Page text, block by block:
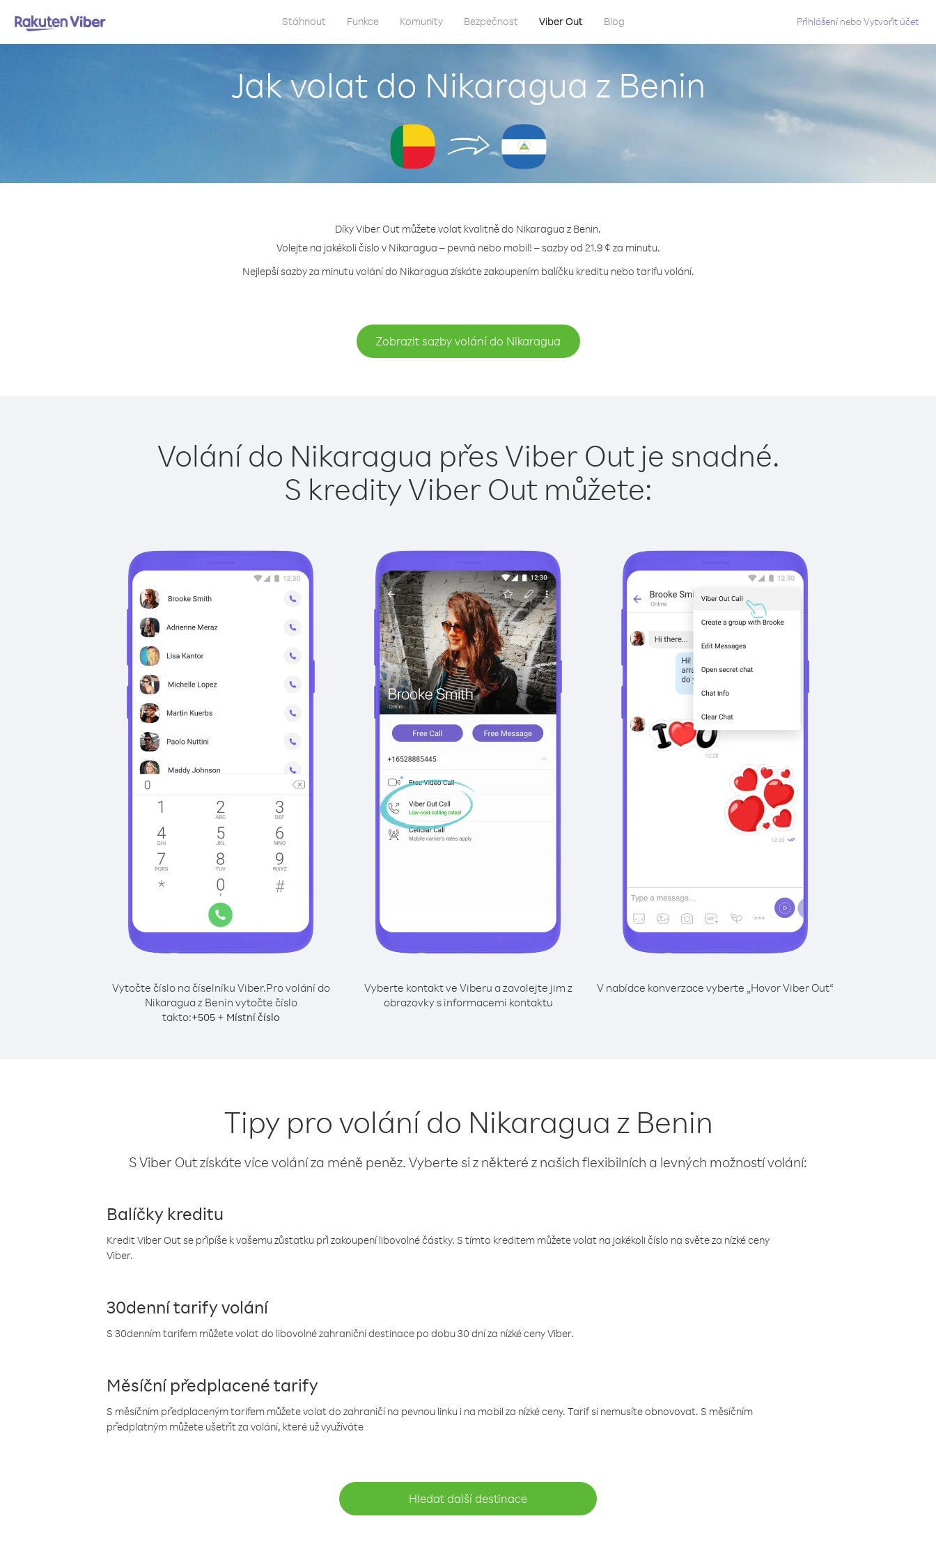
Stáhnout Funkce Komunity Bezpečnost Viber Out Blog Přihlášení neboVytvořit účet
Jak volat do Nikaragua z Benin
Díky Viber Out můžete volat kvalitně do Nikaragua z Benin.
Volejte na jakékoli číslo v Nikaragua – pevná nebo mobil! – sazby od 21.9 ¢ za minutu.
Nejlepší sazby za minutu volání do Nikaragua získáte zakoupením balíčku kreditu nebo tarifu volání.
Zobrazit sazby volání do Nikaragua
Volání do Nikaragua přes Viber Out je snadné.
S kredity Viber Out můžete:
Vytočte číslo na číselníku Viber.Pro volání do
Nikaragua z Benin vytočte číslo
takto:+505+ Místní číslo
Vyberte kontakt ve Viberu a zavolejte jim z
obrazovky s informacemi kontaktu
V nabídce konverzace vyberte „Hovor Viber Out“
Tipy pro volání do Nikaragua z Benin
S Viber Out získáte více volání za méně peněz. Vyberte si z některé z našich flexibilních a levných možností volání:
Balíčky kreditu
Kredit Viber Out se připíše k vašemu zůstatku při zakoupení libovolné částky. S tímto kreditem můžete volat na jakékoli číslo na světe za nízké ceny
Viber.
30denní tarify volání
S 30denním tarifem můžete volat do libovolné zahraniční destinace po dobu 30 dní za nízké ceny Viber.
Měsíční předplacené tarify
S měsíčním předplaceným tarifem můžete volat do zahraničí na pevnou linku i na mobil za nízké ceny. Tarif si nemusíte obnovovat. S měsíčním
předplatným můžete ušetřit za volání, které už využíváte
Hledat další destinace